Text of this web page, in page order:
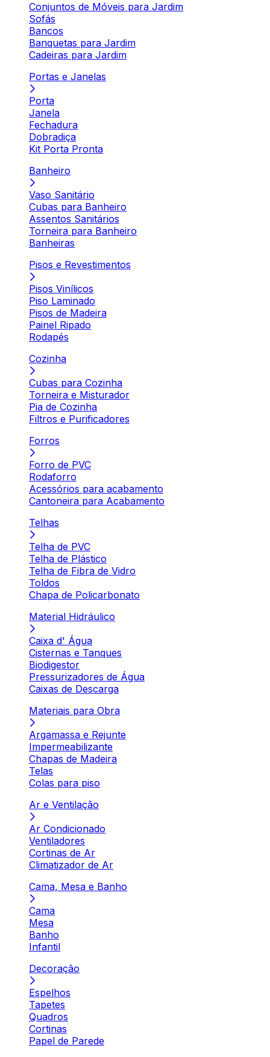
Conjuntos de Móveis para Jardim
Sofás
Bancos
Banquetas para Jardim
Cadeiras para Jardim
Portas e Janelas
Porta
Janela
Fechadura
Dobradiça
Kit Porta Pronta
Banheiro
Vaso Sanitário
Cubas para Banheiro
Assentos Sanitários
Torneira para Banheiro
Banheiras
Pisos e Revestimentos
Pisos Vinílicos
Piso Laminado
Pisos de Madeira
Painel Ripado
Rodapés
Cozinha
Cubas para Cozinha
Torneira e Misturador
Pia de Cozinha
Filtros e Purificadores
Forros
Forro de PVC
Rodaforro
Acessórios para acabamento
Cantoneira para Acabamento
Telhas
Telha de PVC
Telha de Plástico
Telha de Fibra de Vidro
Toldos
Chapa de Policarbonato
Material Hidráulico
Caixa d' Água
Cisternas e Tanques
Biodigestor
Pressurizadores de Água
Caixas de Descarga
Materiais para Obra
Argamassa e Rejunte
Impermeabilizante
Chapas de Madeira
Telas
Colas para piso
Ar e Ventilação
Ar Condicionado
Ventiladores
Cortinas de Ar
Climatizador de Ar
Cama, Mesa e Banho
Cama
Mesa
Banho
Infantil
Decoração
Espelhos
Tapetes
Quadros
Cortinas
Papel de Parede